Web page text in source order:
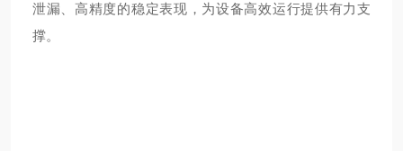
泄漏、高精度的稳定表现，为设备高效运行提供有力支
撑。